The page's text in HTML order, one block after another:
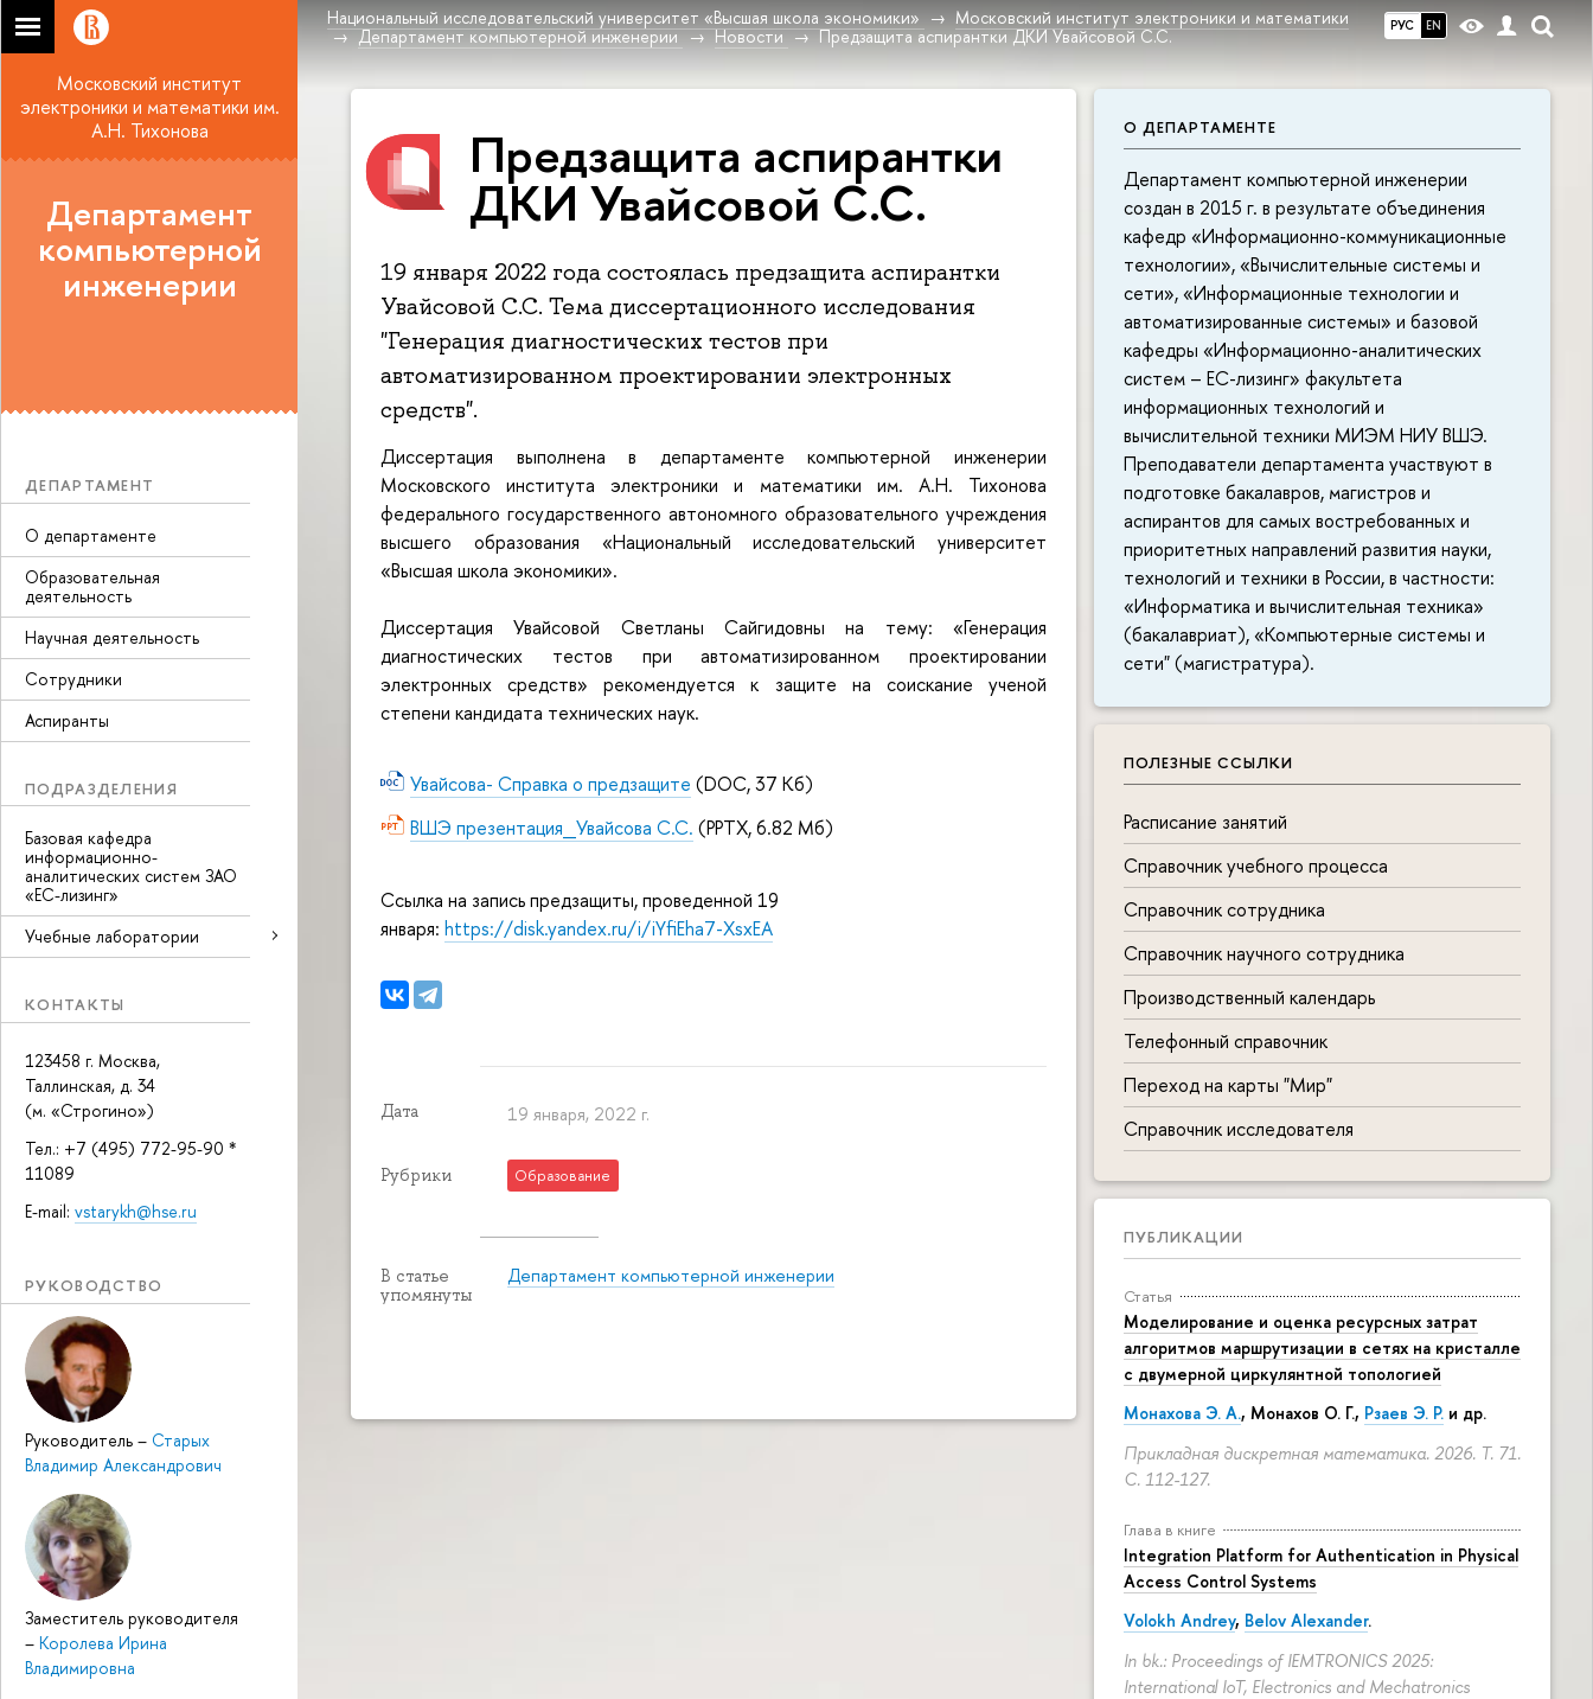
РУС EN
Национальный исследовательский университет «Высшая школа экономики»
Московский институт электроники и математики
Департамент компьютерной инженерии
Новости Предзащита аспирантки ДКИ Увайсовой С.С.
Московский институт
электроники и математики им.
А.Н. Тихонова
Департамент
компьютерной
инженерии
ДЕПАРТАМЕНТ
О департаменте
Образовательная
деятельность
Научная деятельность
Сотрудники
Аспиранты
ПОДРАЗДЕЛЕНИЯ
Базовая кафедра
информационно-
аналитических систем ЗАО
«ЕС-лизинг»
Учебные лаборатории
КОНТАКТЫ
123458 г. Москва,
Таллинская, д. 34
(м. «Строгино»)
Тел.: +7 (495) 772-95-90 *
11089
E-mail: vstarykh@hse.ru
РУКОВОДСТВО
Руководитель – Старых
Владимир Александрович
Заместитель руководителя
– Королева Ирина
Владимировна
О ДЕПАРТАМЕНТЕ
Департамент компьютерной инженерии
создан в 2015 г. в результате объединения
кафедр «Информационно-коммуникационные
технологии», «Вычислительные системы и
сети», «Информационные технологии и
автоматизированные системы» и базовой
кафедры «Информационно-аналитических
систем – ЕС-лизинг» факультета
информационных технологий и
вычислительной техники МИЭМ НИУ ВШЭ.
Преподаватели департамента участвуют в
подготовке бакалавров, магистров и
аспирантов для самых востребованных и
приоритетных направлений развития науки,
технологий и техники в России, в частности:
«Информатика и вычислительная техника»
(бакалавриат), «Компьютерные системы и
сети" (магистратура).
ПОЛЕЗНЫЕ ССЫЛКИ
Расписание занятий
Справочник учебного процесса
Справочник сотрудника
Справочник научного сотрудника
Производственный календарь
Телефонный справочник
Переход на карты "Мир"
Справочник исследователя
ПУБЛИКАЦИИ
Статья
Моделирование и оценка ресурсных затрат
алгоритмов маршрутизации в сетях на кристалле
с двумерной циркулянтной топологией
Монахова Э. А., Монахов О. Г., Рзаев Э. Р. и др.
Прикладная дискретная математика. 2026. Т. 71.
С. 112-127.
Глава в книге
Integration Platform for Authentication in Physical
Access Control Systems
Volokh Andrey, Belov Alexander.
In bk.: Proceedings of IEMTRONICS 2025:
International IoT, Electronics and Mechatronics
Предзащита аспирантки
ДКИ Увайсовой С.С.
19 января 2022 года состоялась предзащита аспирантки
Увайсовой С.С. Тема диссертационного исследования
"Генерация диагностических тестов при
автоматизированном проектировании электронных
средств".
Диссертация выполнена в департаменте компьютерной инженерии
Московского института электроники и математики им. А.Н. Тихонова
федерального государственного автономного образовательного учреждения
высшего образования «Национальный исследовательский университет
«Высшая школа экономики».
Диссертация Увайсовой Светланы Сайгидовны на тему: «Генерация
диагностических тестов при автоматизированном проектировании
электронных средств» рекомендуется к защите на соискание ученой
степени кандидата технических наук.
Увайсова- Справка о предзащите (DOC, 37 Кб)
ВШЭ презентация_Увайсова С.С. (PPTX, 6.82 Мб)
Ссылка на запись предзащиты, проведенной 19
января: https://disk.yandex.ru/i/iYfiEha7-XsxEA
Дата 19 января, 2022 г.
Рубрики Образование
В статье
упомянуты
Департамент компьютерной инженерии